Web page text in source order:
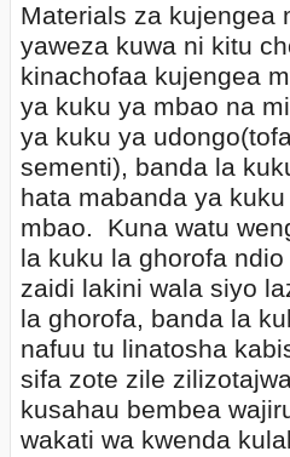
Materials za kujengea
yaweza kuwa ni kitu
kinachofaa kujengea
ya kuku ya mbao na
ya kuku ya
sementi), banda la
hata mabanda ya
mbao.
Kuna watu
la kuku la ghorofa
zaidi lakini wala siyo
la ghorofa, banda la
nafuu tu linatosha
sifa zote zile
kusahau bembea
wakati wa kwenda